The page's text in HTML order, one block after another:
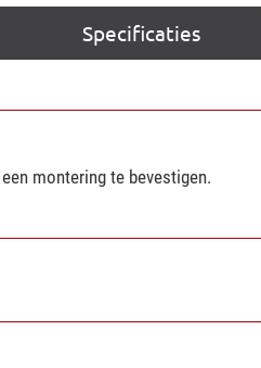
Specificaties
montering te bevestigen.